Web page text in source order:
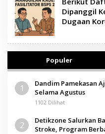
Dipanggil
Dugaan
Populer
1
Dandim Pamekasan
Selama Agustus
1102 Dilihat
2
Detikzone Salurkan
Stroke, Program